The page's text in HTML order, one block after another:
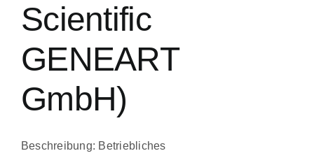
Scientific
GENEART
GmbH)
Beschreibung: Betriebliches